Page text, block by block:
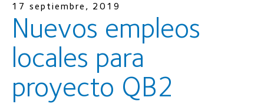
17 septiembre, 2019
Nuevos empleos
locales para
proyecto QB2